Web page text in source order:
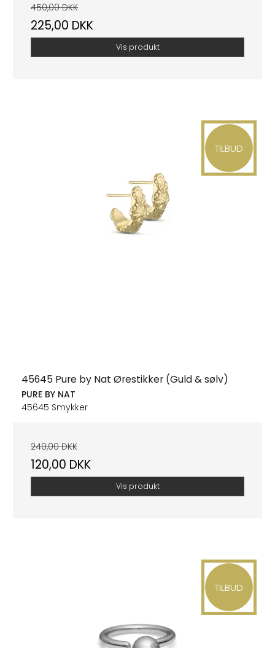
450,00 DKK
225,00 DKK
Vis produkt
TILBUD
45645 Pure by Nat Ørestikker (Guld & sølv)
PURE BY NAT
45645 Smykker
240,00 DKK
120,00 DKK
Vis produkt
TILBUD